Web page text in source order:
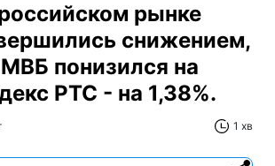
рынке
снижением,
понизился на
РТС - на 1,38%.
1 хв